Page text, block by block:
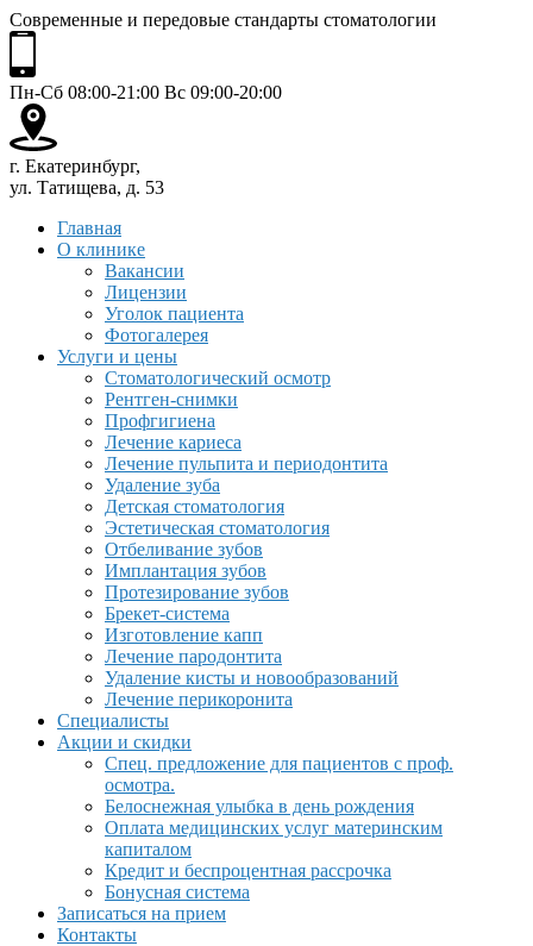
Современные и передовые стандарты стоматологии
Пн-Сб 08:00-21:00 Вс 09:00-20:00
г. Екатеринбург,
ул. Татищева, д. 53
Главная
О клинике
Вакансии
Лицензии
Уголок пациента
Фотогалерея
Услуги и цены
Стоматологический осмотр
Рентген-снимки
Профгигиена
Лечение кариеса
Лечение пульпита и периодонтита
Удаление зуба
Детская стоматология
Эстетическая стоматология
Отбеливание зубов
Имплантация зубов
Протезирование зубов
Брекет-система
Изготовление капп
Лечение пародонтита
Удаление кисты и новообразований
Лечение перикоронита
Специалисты
Акции и скидки
Спец. предложение для пациентов с проф.
осмотра.
Белоснежная улыбка в день рождения
Оплата медицинских услуг материнским
капиталом
Кредит и беспроцентная рассрочка
Бонусная система
Записаться на прием
Контакты